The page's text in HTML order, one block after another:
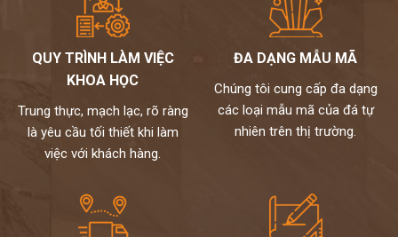
QUY TRÌNH LÀM VIỆC
KHOA HỌC
Trung thực, mạch lạc, rõ ràng
là yêu cầu tối thiết khi làm
việc với khách hàng.
ĐA DẠNG MẪU MÃ
Chúng tôi cung cấp đa dạng
các loại mẫu mã của đá tự
nhiên trên thị trường.